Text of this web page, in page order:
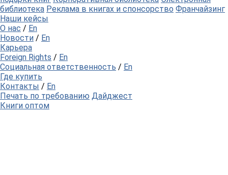
библиотека Реклама в книгах и спонсорство Франчайзинг
Наши кейсы
О нас / En
Новости / En
Карьера
Foreign Rights / En
Социальная ответственность / En
Где купить
Контакты / En
Печать по требованию Дайджест
Книги оптом